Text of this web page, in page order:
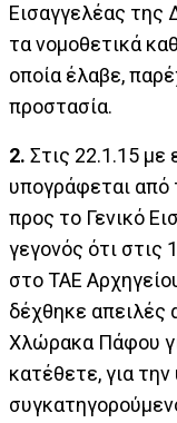
Εισαγγελέας της
τα νομοθετικά
οποία έλαβε,
προστασία.
2. Στις 22.1.15 με
υπογράφεται από
προς το Γενικό
γεγονός ότι στις
στο ΤΑΕ
δέχθηκε απειλές
Χλώρακα Πάφου
κατέθετε, για